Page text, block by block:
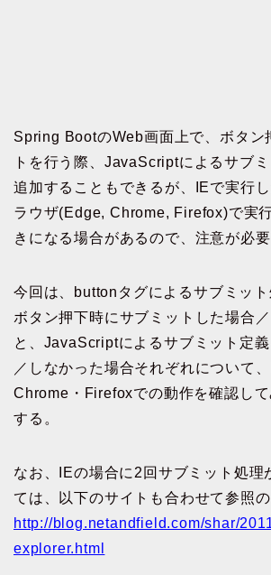
Spring BootのWeb画面上で、ボタン
トを行う際、JavaScriptによるサブ
追加することもできるが、IEで実行
ラウザ(Edge, Chrome, Firefox)で実
きになる場合があるので、注意が必要
今回は、buttonタグによるサブミッ
ボタン押下時にサブミットした場合
と、JavaScriptによるサブミット定
／しなかった場合それぞれについて
Chrome・Firefoxでの動作を確認し
する。
なお、IEの場合に2回サブミット処理
ては、以下のサイトも合わせて参照の
http://blog.netandfield.com/shar/
explorer.html